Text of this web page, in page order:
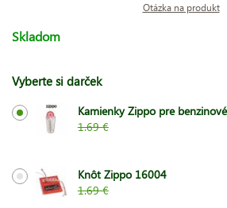
Otázka na produkt
Skladom
Vyberte si darček
Kamienky Zippo pre
1.69 €
Knôt Zippo 16004
1.69 €